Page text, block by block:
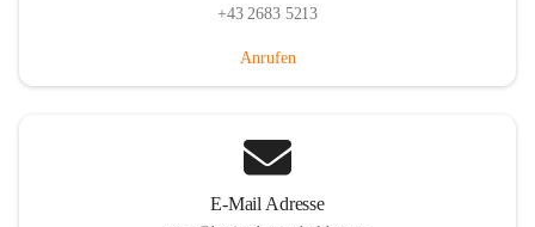
+43 2683 5213
Anrufen
E-Mail Adresse